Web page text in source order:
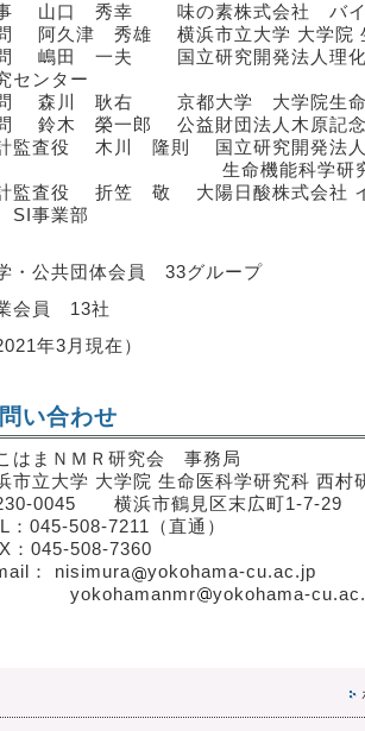
山口 秀幸 味の素株式会社 バイ
阿久津 秀雄 横浜市立大学 大学院
嶋田 一夫 国立研究開発法人理化
センター
森川 耿右 京都大学 大学院生命
鈴木 榮一郎 公益財団法人木原記念
監査役 木川 隆則 国立研究開発法人
命機能科学研究セ
監査役 折笠 敬 大陽日酸株式会社 イ
SI事業部
・公共団体会員 33グループ
会員 13社
年3月現在）
い合わせ
はまＮＭＲ研究会 事務局
市立大学 大学院 生命医科学研究科 西村
0045 横浜市鶴見区末広町1-7-29
：045-508-7211（直通）
：045-508-7360
： nisimura
yokohama-cu.ac.jp
yokohama-